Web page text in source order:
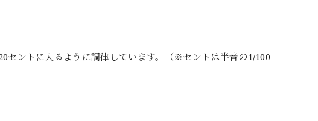
セントに入るように調律しています。（※セントは半音の1/100